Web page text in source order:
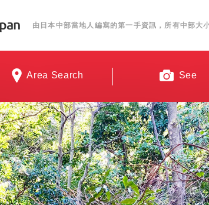
由日本中部當地人編寫的第一手資訊，所有中部大
Area Search See